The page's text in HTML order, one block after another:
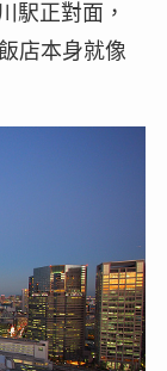
駅正對面，
店本身就像